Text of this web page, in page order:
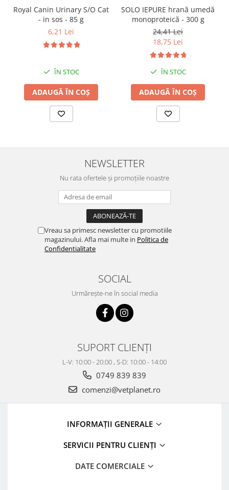
Royal Canin Urinary S/O Cat
- in sos - 85 g
6,21 Lei
ÎN STOC
ADAUGĂ ÎN COȘ
SOLO IEPURE hrană umedă
monoproteică - 300 g
24,41 Lei
18,75 Lei
ÎN STOC
ADAUGĂ ÎN COȘ
NEWSLETTER
Nu rata ofertele și promoțiile noastre
Vreau sa primesc newsletter cu promotiile
magazinului. Afla mai multe in Politica de
Confidentialitate
SOCIAL
Urmărește-ne în social media
SUPORT CLIENȚI
L-V: 10:00 - 20:00 , S-D: 10:00 - 14:00
0749 839 839
comenzi@vetplanet.ro
INFORMAȚII GENERALE
SERVICII PENTRU CLIENȚI
DATE COMERCIALE